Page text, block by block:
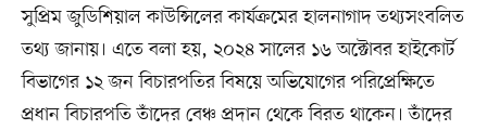
সুপ্রিম জুডিশিয়াল কাউন্সিলের কার্যক্রমের হালনাগাদ তথ্যসংবলিত
তথ্য জানায়। এতে বলা হয়, ২০২৪ সালের ১৬ অক্টোবর হাইকোর্ট
বিভাগের ১২ জন বিচারপতির বিষয়ে অভিযোগের পরিপ্রেক্ষিতে
প্রধান বিচারপতি তাঁদের বেঞ্চ প্রদান থেকে বিরত থাকেন। তাঁদের